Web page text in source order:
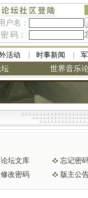
户名：
密 码：
活动 时事新闻
世界音乐
论坛文库
忘记密
修改密码 版主公